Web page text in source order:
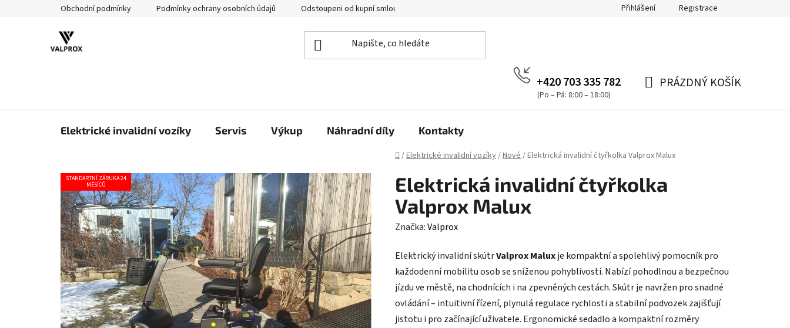
Obchodní podmínky Podmínky ochrany osobních údajů Odstoupeni od kupní smlouvy Přihlášení Registrace
+420 703 335 782
(Po – Pá: 8:00 – 18:00)
PRÁZDNÝ KOŠÍK
Elektrické invalidní vozíky Servis Výkup Náhradní díly Kontakty
Domů
/Elektrické invalidní vozíky/Nové/Elektrická invalidní čtyřkolka Valprox Malux
Elektrická invalidní čtyřkolka
Valprox Malux
Značka:Valprox
Elektrický invalidní skútrValprox Maluxje kompaktní a spolehlivý pomocník pro
každodenní mobilitu osob se sníženou pohyblivostí. Nabízí pohodlnou a bezpečnou
jízdu ve městě, na chodnících i na zpevněných cestách. Skútr je navržen pro snadné
ovládání – intuitivní řízení, plynulá regulace rychlosti a stabilní podvozek zajišťují
jistotu i pro začínající uživatele. Ergonomické sedadlo a kompaktní rozměry
STANDARTNÍ ZÁRUKA 24
MĚSÍCŮ